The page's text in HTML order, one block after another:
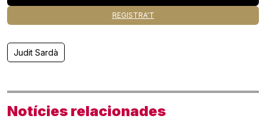
REGISTRA'T
Judit Sardà
Notícies relacionades